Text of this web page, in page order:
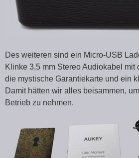
Des weiteren sind ein Micro-USB
Klinke 3,5 mm Stereo Audiokabel mit
die mystische Garantiekarte und ein
Damit hätten wir alles beisammen,
Betrieb zu nehmen.